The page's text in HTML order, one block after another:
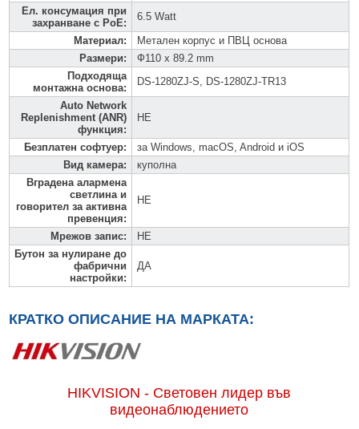
Ел. консумация при
захранване с PoE:
6.5 Watt
Материал:
Метален корпус и ПВЦ основа
Размери:
Ф110 x 89.2 mm
Подходяща
монтажна основа:
DS-1280ZJ-S, DS-1280ZJ-TR13
Auto Network
Replenishment (ANR)
функция:
НЕ
Безплатен софтуер:
за Windows, macOS, Android и iOS
Вид камера:
куполна
Вградена алармена
светлина и
говорител за активна
превенция:
НЕ
Мрежов запис:
НЕ
Бутон за нулиране до
фабрични
настройки:
ДА
КРАТКО ОПИСАНИЕ НА МАРКАТА:
HIKVISION - Световен лидер във
видеонаблюдението